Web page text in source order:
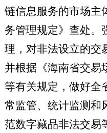
链信息服务的市场主
务管理规定》查处。
理，对非法设立的交
并根据《海南省交易
等有关规定，做好全
常监管、统计监测和
范数字藏品非法交易